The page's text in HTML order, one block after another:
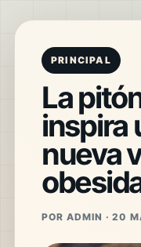
PRINCIPAL
La
inspira
nueva
POR ADMIN · 20